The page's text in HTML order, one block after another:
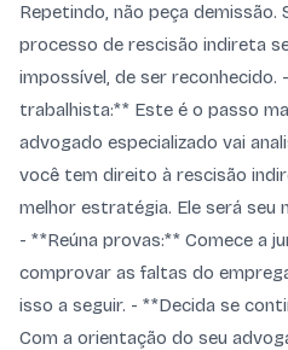
Repetindo, não peça demissão.
processo de rescisão indireta
impossível, de ser
trabalhista:** Este é o passo
advogado especializado vai
você tem direito à rescisão
melhor estratégia. Ele será seu
- **Reúna provas:** Comece a
comprovar as faltas do
isso a seguir. - **Decida se
Com a orientação do seu